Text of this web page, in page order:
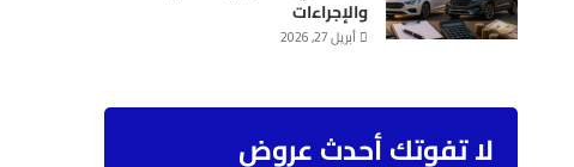
والإجراءات
أبريل 27, 2026
لا تفوتك أحدث عروض